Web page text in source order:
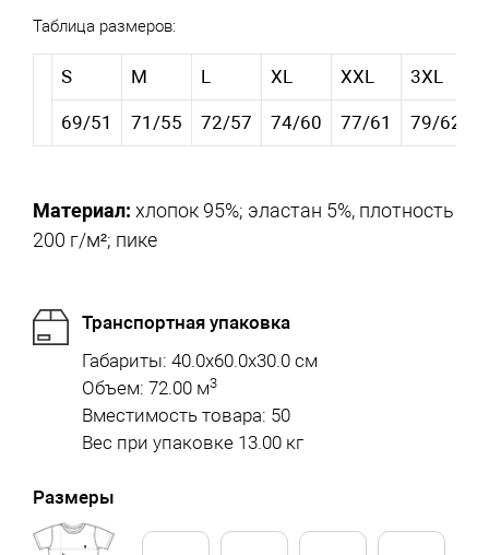
Таблица размеров:
S M L XL XXL 3XL
69/51 71/55 72/57 74/60 77/61 79/62
Материал: хлопок 95%; эластан 5%, плотность
200 г/м²; пике
Транспортная упаковка
Габариты: 40.0x60.0x30.0 см
Объем: 72.00 м3
Вместимость товара: 50
Вес при упаковке 13.00 кг
Размеры